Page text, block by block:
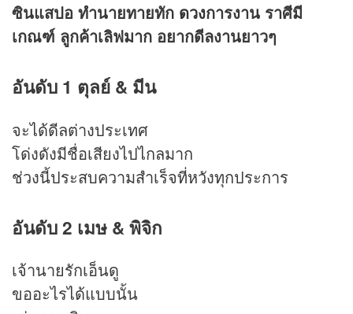
ซินแสปอ ทำนายทายทัก ดวงการงาน ราศีมี
เกณฑ์ ลูกค้าเลิฟมาก อยากดีลงานยาวๆ
อันดับ 1 ตุลย์ & มีน
จะได้ดีลต่างประเทศ
โด่งดังมีชื่อเสียงไปไกลมาก
ช่วงนี้ประสบความสำเร็จที่หวังทุกประการ
อันดับ 2 เมษ & พิจิก
เจ้านายรักเอ็นดู
ขออะไรได้แบบนั้น